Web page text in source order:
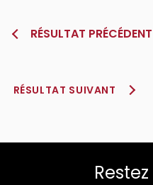
RÉSULTAT PRÉCÉDENT
RÉSULTAT SUIVANT
Restez